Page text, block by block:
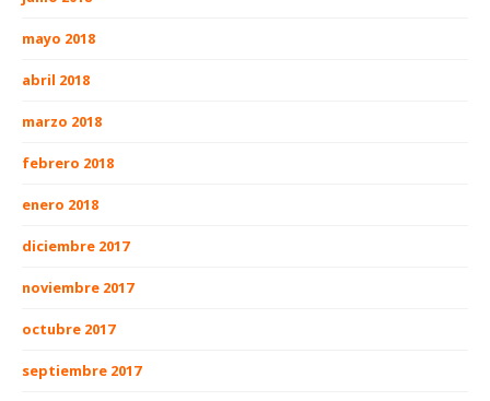
mayo 2018
abril 2018
marzo 2018
febrero 2018
enero 2018
diciembre 2017
noviembre 2017
octubre 2017
septiembre 2017